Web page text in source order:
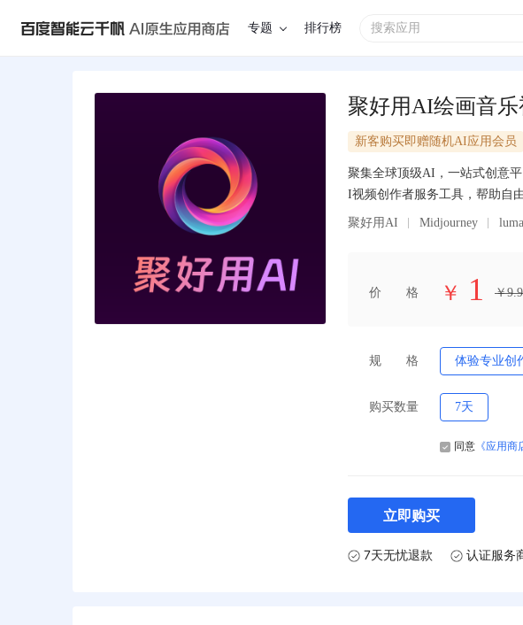
专题 排行榜
聚好用AI绘画音
新客购买即赠随机AI应用会员
聚集全球顶级AI，一站式创意
I视频创作者服务工具，帮助自
聚好用AI Midjourney
价格 ￥ 1 ￥9.9
规格 体验专业创
购买数量 7天
同意 《应用
立即购买
7天无忧退款 认证服务